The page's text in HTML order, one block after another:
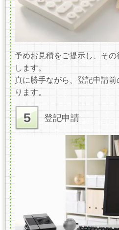
予めお見積をご提示し、そ
します。
真に勝手ながら、登記申請
ります。
登記申請